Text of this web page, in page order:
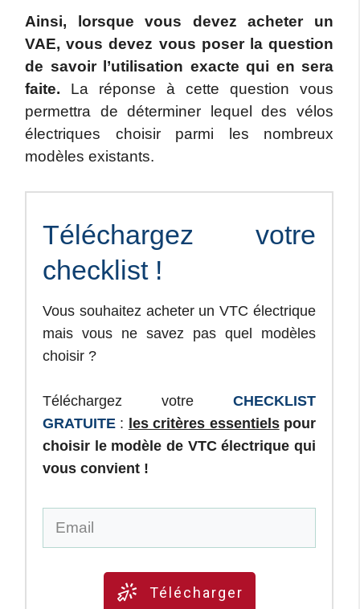
Ainsi, lorsque vous devez acheter un
VAE, vous devez vous poser la question
de savoir l’utilisation exacte qui en sera
faite. La réponse à cette question vous
permettra de déterminer lequel des vélos
électriques choisir parmi les nombreux
modèles existants.
Téléchargez votre
checklist !
Vous souhaitez acheter un VTC électrique
mais vous ne savez pas quel modèles
choisir ?
Téléchargez votre CHECKLIST
GRATUITE : les critères essentielspour
choisir le modèle de VTC électrique qui
vous convient !
Télécharger